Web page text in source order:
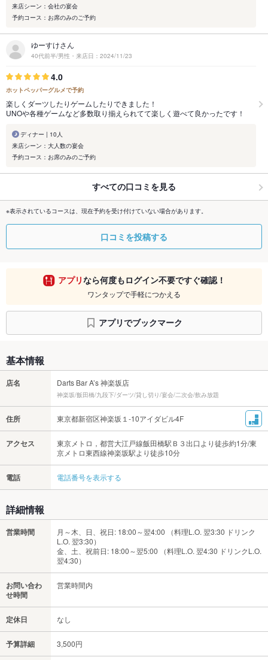
来店シーン：会社の宴会
予約コース：お席のみのご予約
ゆーすけさん
40代前半/男性・来店日：2024/11/23
4.0
ホットペッパーグルメで予約
楽しくダーツしたりゲームしたりできました！
UNOや各種ゲームなど多数取り揃えられてて楽しく遊べて良かったです！
ディナー | 10人
来店シーン：大人数の宴会
予約コース：お席のみのご予約
すべての口コミを見る
※表示されているコースは、現在予約を受け付けていない場合があります。
口コミを投稿する
アプリなら何度もログイン不要ですぐ確認！
ワンタップで手軽につかえる
アプリでブックマーク
基本情報
店名 Darts Bar A’s 神楽坂店
神楽坂/飯田橋/九段下/ダーツ/貸し切り/宴会/二次会/飲み放題
住所 東京都新宿区神楽坂１-10アイダビル4F
アクセス
東京メトロ，都営大江戸線飯田橋駅Ｂ３出口より徒歩約1分/東
京メトロ東西線神楽坂駅より徒歩10分
電話 電話番号を表示する
詳細情報
営業時間
月～木、日、祝日: 18:00～翌4:00 （料理L.O. 翌3:30 ドリンク
L.O. 翌3:30）
金、土、祝前日: 18:00～翌5:00 （料理L.O. 翌4:30 ドリンクL.O.
翌4:30）
お問い合わ
せ時間
営業時間内
定休日 なし
予算詳細 3,500円